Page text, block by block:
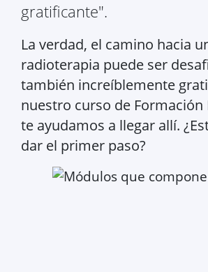
gratificante".
La verdad, el camino hacia
radioterapia puede ser
también increíblemente
nuestro curso de Formación
te ayudamos a llegar allí.
dar el primer paso?